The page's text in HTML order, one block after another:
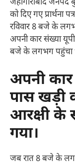
जहांगीराबाद जनपद
को दिए गए प्रार्थना
रविवार 8 बजे के
अपनी कार संख्या
बजे के लगभग पहुंचा
अपनी
पास खड़ी
आरक्षी के
गया।
जब रात 8 बजे के